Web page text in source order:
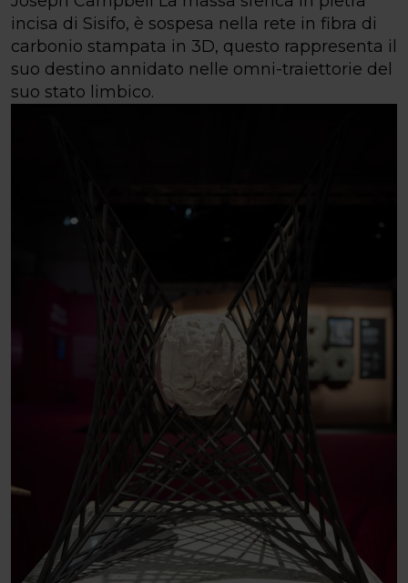
incisa di Sisifo, è sospesa nella rete in fibra di
carbonio stampata in 3D, questo rappresenta il
suo destino annidato nelle omni-traiettorie del
suo stato limbico.